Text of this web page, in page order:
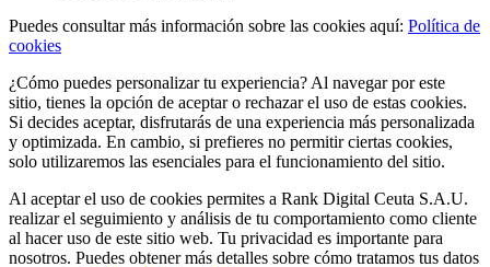
Puedes consultar más información sobre las cookies aquí: Política de
cookies
¿Cómo puedes personalizar tu experiencia? Al navegar por este
sitio, tienes la opción de aceptar o rechazar el uso de estas cookies.
Si decides aceptar, disfrutarás de una experiencia más personalizada
y optimizada. En cambio, si prefieres no permitir ciertas cookies,
solo utilizaremos las esenciales para el funcionamiento del sitio.
Al aceptar el uso de cookies permites a Rank Digital Ceuta S.A.U.
realizar el seguimiento y análisis de tu comportamiento como cliente
al hacer uso de este sitio web. Tu privacidad es importante para
nosotros. Puedes obtener más detalles sobre cómo tratamos tus datos